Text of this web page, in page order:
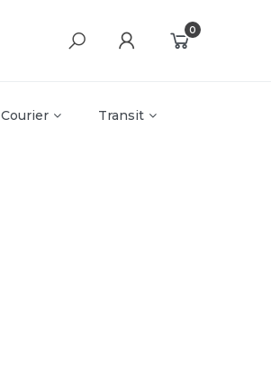
0
Courier Transit